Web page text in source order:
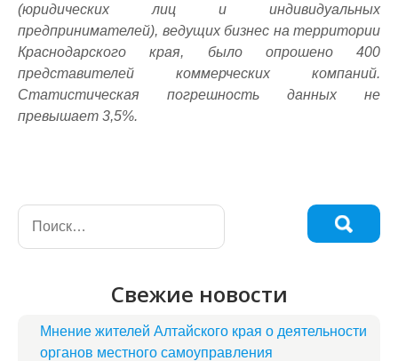
(юридических лиц и индивидуальных
предпринимателей), ведущих бизнес на территории
Краснодарского края, было опрошено 400
представителей коммерческих компаний.
Статистическая погрешность данных не
превышает 3,5%.
Свежие новости
Мнение жителей Алтайского края о деятельности
органов местного самоуправления